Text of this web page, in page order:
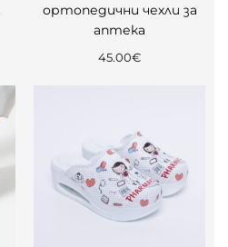
ортопедични чехли за
аптека
45.00€